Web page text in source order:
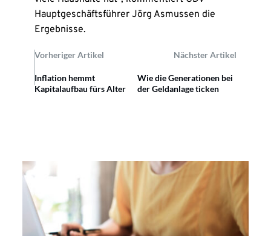
Hauptgeschäftsführer Jörg Asmussen die
Ergebnisse.
Vorheriger Artikel Nächster Artikel
Inflation hemmt
Kapitalaufbau fürs Alter
Wie die Generationen bei
der Geldanlage ticken